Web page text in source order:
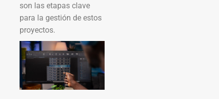
son las etapas clave
para la gestión de estos
proyectos.